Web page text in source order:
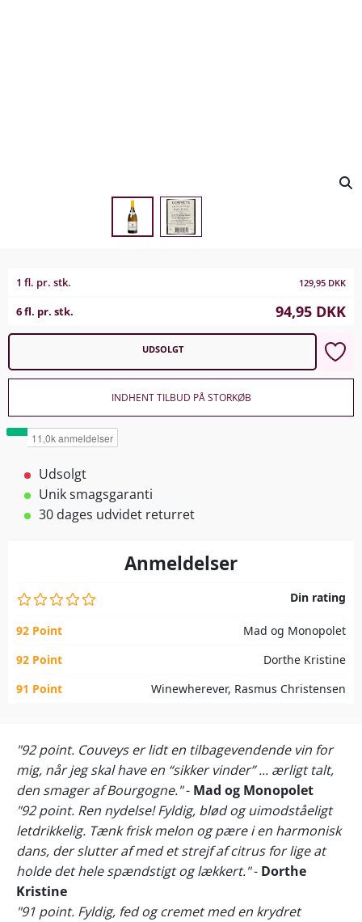
1 fl. pr. stk. 129,95 DKK
6 fl. pr. stk. 94,95 DKK
UDSOLGT
INDHENT TILBUD PÅ STORKØB
Udsolgt
Unik smagsgaranti
30 dages udvidet returret
Anmeldelser
Din rating
92 Point
Mad og Monopolet
92 Point
Dorthe Kristine
91 Point
Winewherever, Rasmus Christensen
"92 point. Couveys er lidt en tilbagevendende vin for
mig, når jeg skal have en “sikker vinder” ... ærligt talt,
den smager af Bourgogne."- Mad og Monopolet
"92 point. Ren nydelse! Fyldig, blød og uimodståeligt
letdrikkelig. Tænk frisk melon og pære i en harmonisk
dans, der slutter af med et strejf af citrus for lige at
holde det hele spændstigt og lækkert."- Dorthe
Kristine
"91 point. Fyldig, fed og cremet med en krydret